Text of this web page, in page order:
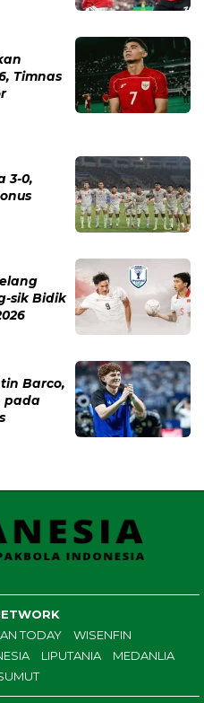
Timnas
3-0,
sik Bidik
Barco,
pada
TODAY
WISENFIN
LIPUTANIA
MEDANLIA